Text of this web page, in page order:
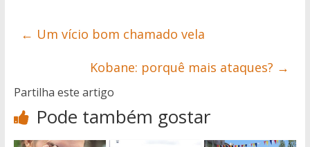
← Um vício bom chamado vela
Kobane: porquê mais ataques? →
Partilha este artigo
Pode também gostar